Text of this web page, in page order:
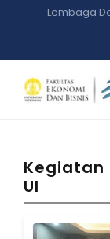
Lembaga
Kegiatan
UI